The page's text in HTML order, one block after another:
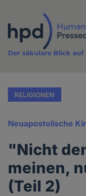
Inhalt
Der säkulare Blick auf
RELIGIONEN
Neuapostolische
"Nicht
meinen,
(Teil 2)